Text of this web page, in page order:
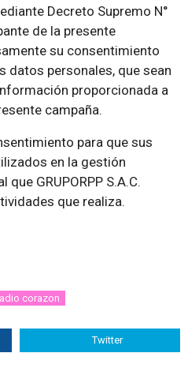
Decreto Supremo N°
de la presente
su consentimiento
datos personales, que sean
proporcionada a
campaña.
para que sus
en la gestión
GRUPORPP S.A.C.
que realiza.
corazon
Twitter